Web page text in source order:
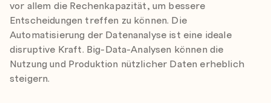
vor allem die Rechenkapazität, um bessere
Entscheidungen treffen zu können. Die
Automatisierung der Datenanalyse ist eine ideale
disruptive Kraft. Big-Data-Analysen können die
Nutzung und Produktion nützlicher Daten erheblich
steigern.